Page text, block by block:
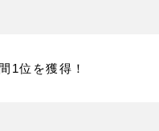
1位を獲得！